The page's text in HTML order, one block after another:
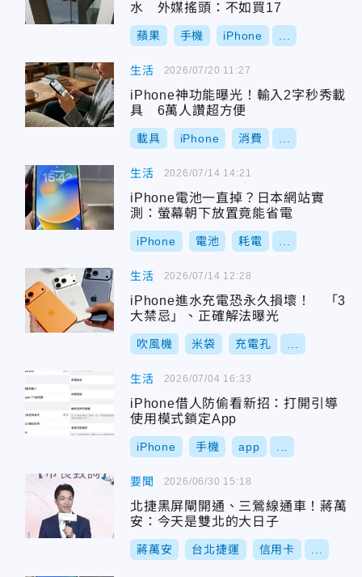
水 外媒搖頭：不如買17
蘋果 手機 iPhone
生活
iPhone神功能曝光！輸入2字秒秀載
具 6萬人讚超方便
載具 iPhone 消費
2026/07/20 11:27
生活
iPhone電池一直掉？日本網站實
測：螢幕朝下放置竟能省電
iPhone 電池 耗電
2026/07/14 14:21
生活
iPhone進水充電恐永久損壞！ 「3
大禁忌」、正確解法曝光
吹風機 米袋 充電孔
2026/07/14 12:28
生活
iPhone借人防偷看新招：打開引導
使用模式鎖定App
iPhone 手機 app
2026/07/04 16:33
要聞
北捷黑屏閘開通、三鶯線通車！蔣萬
安：今天是雙北的大日子
蔣萬安 台北捷運 信用卡
2026/06/30 15:18